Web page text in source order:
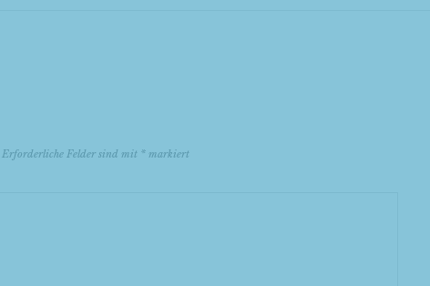
Erforderliche Felder sind mit * markiert